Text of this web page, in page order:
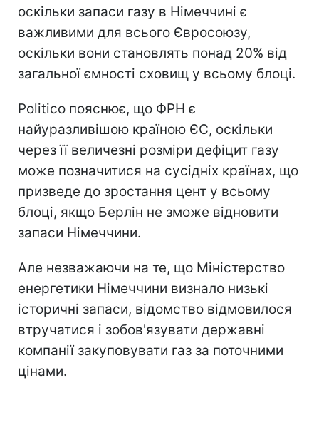
оскільки запаси газу в Німеччині є
важливими для всього Євросоюзу,
оскільки вони становлять понад 20% від
загальної ємності сховищ у всьому блоці.
Politico пояснює, що ФРН є
найуразливішою країною ЄС, оскільки
через її величезні розміри дефіцит газу
може позначитися на сусідніх країнах, що
призведе до зростання цент у всьому
блоці, якщо Берлін не зможе відновити
запаси Німеччини.
Але незважаючи на те, що Міністерство
енергетики Німеччини визнало низькі
історичні запаси, відомство відмовилося
втручатися і зобов'язувати державні
компанії закуповувати газ за поточними
цінами.